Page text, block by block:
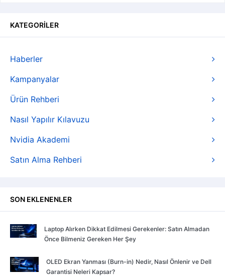
KATEGORİLER
Haberler
Kampanyalar
Ürün Rehberi
Nasıl Yapılır Kılavuzu
Nvidia Akademi
Satın Alma Rehberi
SON EKLENENLER
Laptop Alırken Dikkat Edilmesi Gerekenler: Satın Almadan
Önce Bilmeniz Gereken Her Şey
OLED Ekran Yanması (Burn-in) Nedir, Nasıl Önlenir ve Dell
Garantisi Neleri Kapsar?